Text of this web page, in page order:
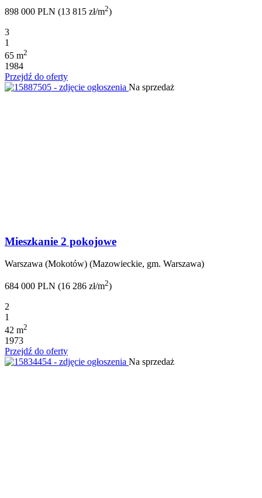
898 000 PLN (13 815 zł/m2)
3
1
65 m2
1984
Przejdź do oferty
Na sprzedaż
Mieszkanie 2 pokojowe
Warszawa (Mokotów) (Mazowieckie, gm. Warszawa)
684 000 PLN (16 286 zł/m2)
2
1
42 m2
1973
Przejdź do oferty
Na sprzedaż